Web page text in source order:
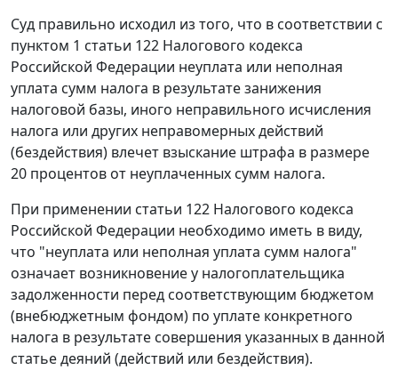
Суд правильно исходил из того, что в соответствии с
пунктом 1 статьи 122 Налогового кодекса
Российской Федерации неуплата или неполная
уплата сумм налога в результате занижения
налоговой базы, иного неправильного исчисления
налога или других неправомерных действий
(бездействия) влечет взыскание штрафа в размере
20 процентов от неуплаченных сумм налога.
При применении статьи 122 Налогового кодекса
Российской Федерации необходимо иметь в виду,
что "неуплата или неполная уплата сумм налога"
означает возникновение у налогоплательщика
задолженности перед соответствующим бюджетом
(внебюджетным фондом) по уплате конкретного
налога в результате совершения указанных в данной
статьедеяний (действий или бездействия).